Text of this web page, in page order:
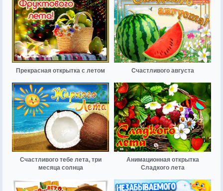
Прекрасная открытка с летом Счастливого августа
Счастливого тебе лета, три
месяца солнца
Анимационная открытка
Сладкого лета